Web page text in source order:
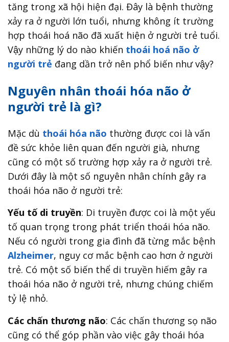
tăng trong xã hội hiện đại. Đây là bệnh thường
xảy ra ở người lớn tuổi, nhưng không ít trường
hợp thoái hoá não đã xuất hiện ở người trẻ tuổi.
Vậy những lý do nào khiến thoái hoá não ở
người trẻ đang dần trở nên phổ biến như vậy?
Nguyên nhân thoái hóa não ở
người trẻ là gì?
Mặc dù thoái hóa não thường được coi là vấn
đề sức khỏe liên quan đến người già, nhưng
cũng có một số trường hợp xảy ra ở người trẻ.
Dưới đây là một số nguyên nhân chính gây ra
thoái hóa não ở người trẻ:
Yếu tố di truyền: Di truyền được coi là một yếu
tố quan trọng trong phát triển thoái hóa não.
Nếu có người trong gia đình đã từng mắc bệnh
Alzheimer, nguy cơ mắc bệnh cao hơn ở người
trẻ. Có một số biến thể di truyền hiếm gây ra
thoái hóa não ở người trẻ, nhưng chúng chiếm
tỷ lệ nhỏ.
Các chấn thương não: Các chấn thương sọ não
cũng có thể góp phần vào việc gây thoái hóa